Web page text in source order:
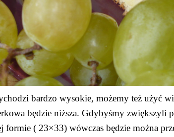
bardzo wysokie, możemy też użyć
będzie niższa. Gdybyśmy
formie ( 23×33) wówczas będzie można